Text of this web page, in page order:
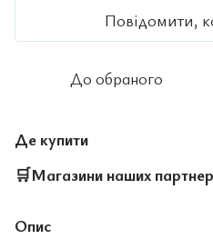
Повідомити,
До обраного
Де купити
🛒Магазини наших
Опис